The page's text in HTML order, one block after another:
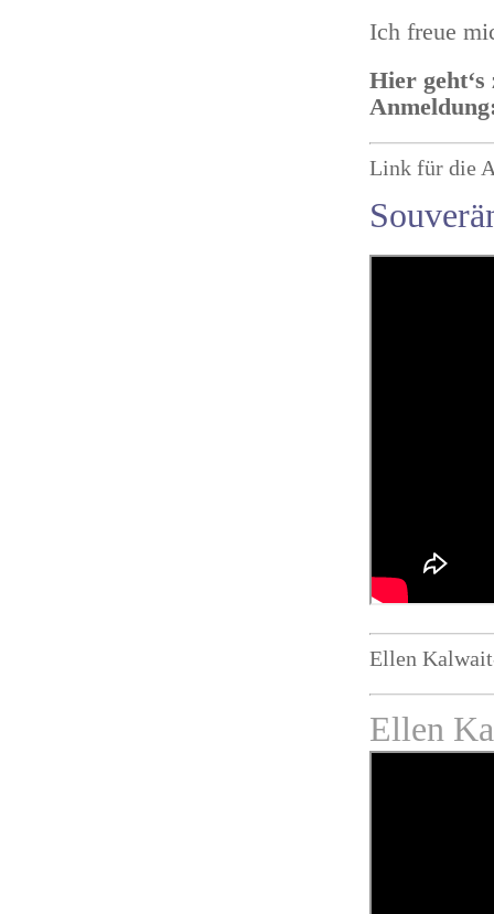
Ich freue
Hier geht‘s
Link für die
Ellen
Ellen